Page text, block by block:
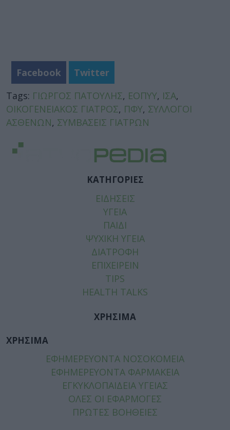
Facebook
Twitter
Tags: ΓΙΩΡΓΟΣ ΠΑΤΟΥΛΗΣ, ΕΟΠΥΥ, ΙΣΑ,
ΟΙΚΟΓΕΝΕΙΑΚΟΣ ΓΙΑΤΡΟΣ, ΠΦΥ, ΣΥΛΛΟΓΟΙ
ΑΣΘΕΝΩΝ, ΣΥΜΒΑΣΕΙΣ ΓΙΑΤΡΩΝ
ΚΑΤΗΓΟΡΙΕΣ
ΕΙΔΗΣΕΙΣ
ΥΓΕΙΑ
ΠΑΙΔΙ
ΨΥΧΙΚΗ ΥΓΕΙΑ
ΔΙΑΤΡΟΦΗ
ΕΠΙΧΕΙΡΕΙΝ
TIPS
HEALTH TALKS
ΧΡΗΣΙΜΑ
ΧΡΗΣΙΜΑ
ΕΦΗΜΕΡΕΥΟΝΤΑ ΝΟΣΟΚΟΜΕΙΑ
ΕΦΗΜΕΡΕΥΟΝΤΑ ΦΑΡΜΑΚΕΙΑ
ΕΓΚΥΚΛΟΠΑΙΔΕΙΑ ΥΓΕΙΑΣ
ΟΛΕΣ ΟΙ ΕΦΑΡΜΟΓΕΣ
ΠΡΩΤΕΣ ΒΟΗΘΕΙΕΣ